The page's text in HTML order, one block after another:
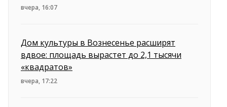
вчера, 16:07
Дом культуры в Вознесенье расширят
вдвое: площадь вырастет до 2,1 тысячи
«квадратов»
вчера, 17:22